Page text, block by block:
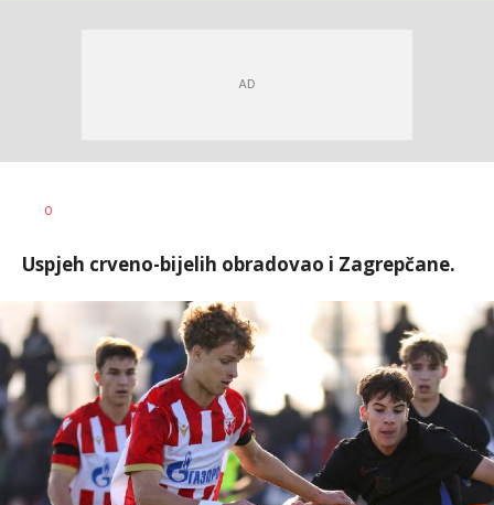
AUTOR
0
Uspjeh crveno-bijelih obradovao i Zagrepčane.